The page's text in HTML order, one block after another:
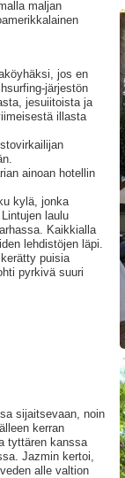
maljan
jos en
järjestön
jesuiitoista ja
illasta
ainoan hotellin
kylä, jonka
laulu
Kaikkialla
lehdistöjen läpi.
puisia
pyrkivä suuri
sijaitsevaan, noin
kerran
tyttären kanssa
Jazmin kertoi,
alle valtion